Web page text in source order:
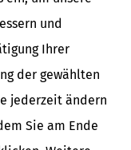
und
Ihrer
der gewählten
jederzeit ändern
Sie am Ende